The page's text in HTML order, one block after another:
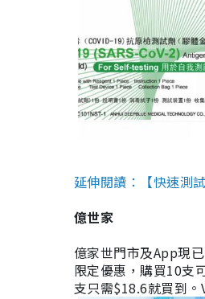
延伸閱讀：【快速測
億世家
億家世門市及App現
限定優惠，購買10支
支只需$18.6就買到